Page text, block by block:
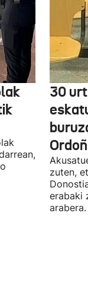
30
zuten,
erabaki
arabera.